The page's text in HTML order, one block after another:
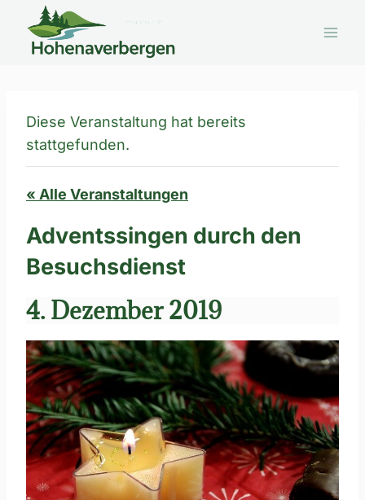
Inhalt
springen
Diese Veranstaltung hat bereits
stattgefunden.
« Alle Veranstaltungen
Adventssingen durch den
Besuchsdienst
4. Dezember 2019